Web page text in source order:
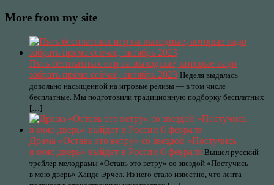
More from my site
Пять бесплатных игр на выходные, которые надо
забрать прямо сейчас, октябрь 2023 Неделя выдалась
довольно насыщенной на игровые релизы — в том числе
бесплатные. Мы подготовили традиционную подборку бесплатных
[…]
Драма «Оставь это ветру» со звездой «Постучись
в мою дверь» выйдет в России 6 февраля Вышел русский
трейлер мелодрамы «Оставь это ветру» со звездой «Постучись
в мою дверь» Ханде Эрчел. Из него стало известно, что лента